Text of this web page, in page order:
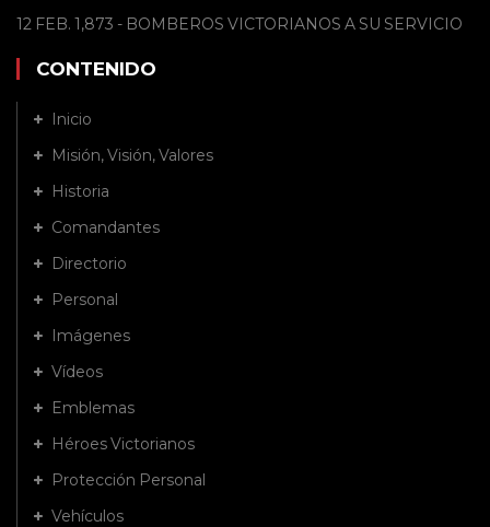
12 FEB. 1,873 - BOMBEROS VICTORIANOS A SU SERVICIO
CONTENIDO
Inicio
Misión, Visión, Valores
Historia
Comandantes
Directorio
Personal
Imágenes
Vídeos
Emblemas
Héroes Victorianos
Protección Personal
Vehículos